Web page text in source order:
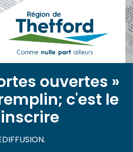
ouvertes »
c'est le